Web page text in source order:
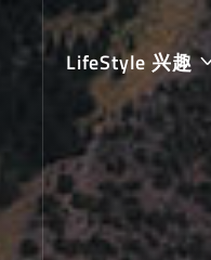
LifeStyle 兴趣